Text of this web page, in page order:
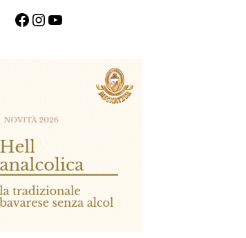
Facebook InstagramYouTube